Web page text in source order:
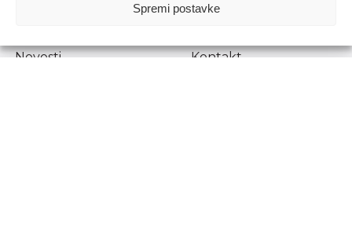
Spremi postavke
Prenošenje sadržaja dopušteno je uz navođenje izvora.
Novosti
Kontakt